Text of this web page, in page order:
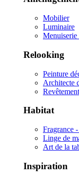
Mobilier
Luminaire
Menuiserie
Relooking
Peinture
Architecte
Habitat
Fragrance
Linge de
Art de la
Inspiration